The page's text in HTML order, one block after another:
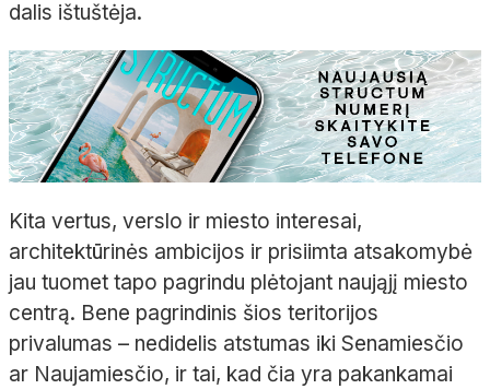
dalis ištuštėja.
Kita vertus, verslo ir miesto interesai,
architektūrinės ambicijos ir prisiimta atsakomybė
jau tuomet tapo pagrindu plėtojant naująjį miesto
centrą. Bene pagrindinis šios teritorijos
privalumas – nedidelis atstumas iki Senamiesčio
ar Naujamiesčio, ir tai, kad čia yra pakankamai